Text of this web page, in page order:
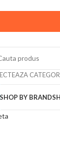
11 August
SHOP BY BRAND